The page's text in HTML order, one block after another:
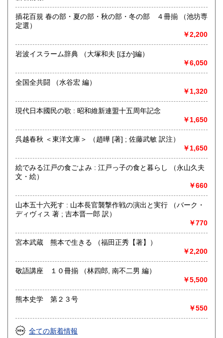
沿線名：JR および 熊本市電
最寄駅：熊本駅より熊本市電に乗り換えて「通町筋」電停下
車徒歩5分
定休日：毎週火曜日
熊本県内出張いたします。特に古文書・貴重書・古典籍・和
本のご売却をご検討の方は所在地に関係なく是非ともお問い
学術書・趣味サブカル系および一般書籍につきましても買取
しております。出張または持ち込みのご相談はお電話やFAX
メールにておうけいたします。
(これらの種類の書籍は原則熊本県内の方に限らせていただき
取り扱い分野
哲学宗教、歴史、社会科学、自然科学、美術工芸、国語国
文、外国文学、古典籍、近代文献、趣味、古書一般（その
他）
插花百規 春の部・夏の部・秋の部・冬の部 ４冊揃 （池坊専
定選）
￥2,200
岩波イスラーム辞典 （大塚和夫 [ほか]編）
￥6,050
全国全共闘 （水谷宏 編）
￥1,320
現代日本國民の歌 : 昭和維新連盟十五周年記念
￥1,650
呉越春秋 ＜東洋文庫＞ （趙曄 [著] ; 佐藤武敏 訳注）
￥1,650
絵でみる江戸の食ごよみ : 江戸っ子の食と暮らし （永山久夫
文・絵）
￥660
山本五十六死す : 山本長官襲撃作戦の演出と実行 （バーク・
ディヴィス 著 ; 吉本晋一郎 訳）
￥770
宮本武蔵 熊本で生きる （福田正秀【著】）
￥2,200
敬語講座 １０冊揃 （林四郎, 南不二男 編）
￥5,500
熊本史学 第２３号
￥550
全ての新着情報